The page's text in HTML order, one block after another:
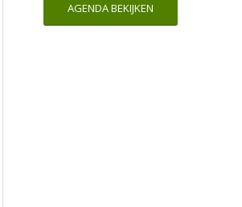
AGENDA BEKIJKEN